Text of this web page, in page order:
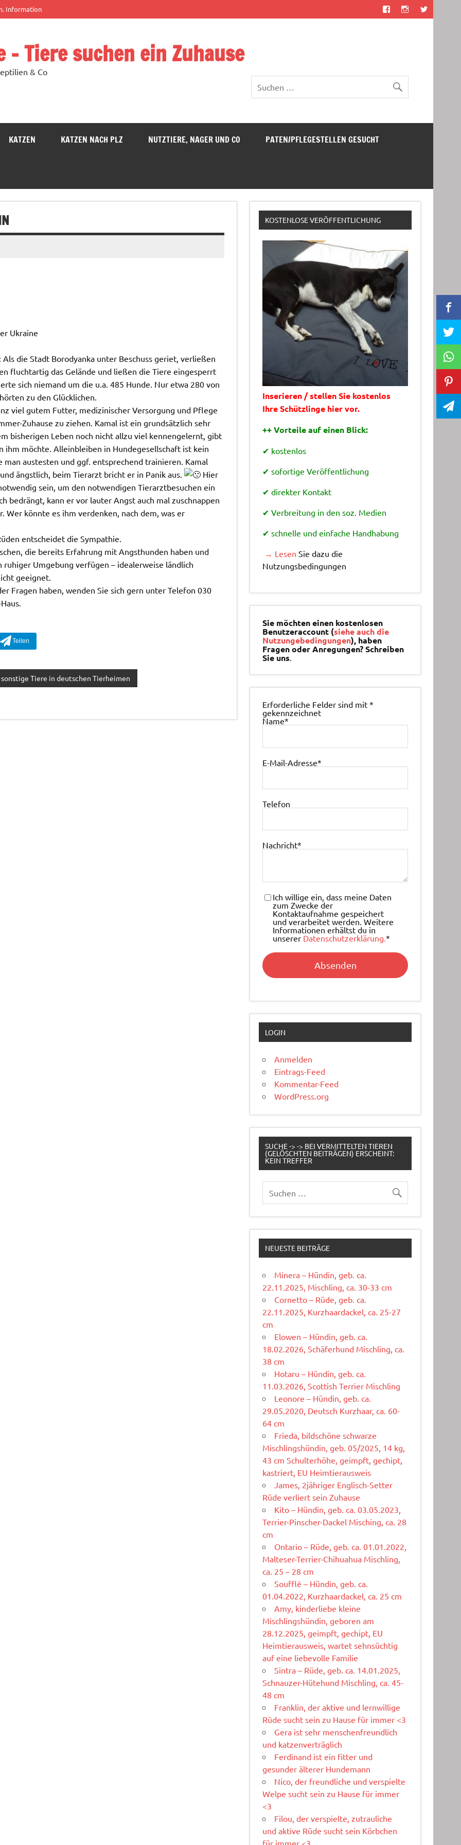
Information
Tiere suchen ein Zuhause
& Co
KATZEN KATZEN NACH PLZ NUTZTIERE, NAGER UND CO PATEN/PFLEGESTELLEN GESUCHT
Ukraine
die Stadt Borodyanka unter Beschuss geriet, verließen
fluchtartig das Gelände und ließen die Tiere eingesperrt
sich niemand um die u.a. 485 Hunde. Nur etwa 280 von
zu den Glücklichen.
viel gutem Futter, medizinischer Versorgung und Pflege
Zuhause zu ziehen. Kamal ist ein grundsätzlich sehr
bisherigen Leben noch nicht allzu viel kennengelernt, gibt
ihm möchte. Alleinbleiben in Hundegesellschaft ist kein
austesten und ggf. entsprechend trainieren. Kamal
ängstlich, beim Tierarzt bricht er in Panik aus.
Hier
sein, um den notwendigen Tierarztbesuchen ein
bedrängt, kann er vor lauter Angst auch mal zuschnappen
könnte es ihm verdenken, nach dem, was er
entscheidet die Sympathie.
die bereits Erfahrung mit Angsthunden haben und
Umgebung verfügen – idealerweise ländlich
geeignet.
Fragen haben, wenden Sie sich gern unter Telefon 030
sonstige Tiere in deutschen Tierheimen
KOSTENLOSE VERÖFFENTLICHUNG
Inserieren / stellen Sie kostenlos
Ihre Schützlinge hier vor.
++ Vorteile auf einen Blick:
✔ kostenlos
✔ sofortige Veröffentlichung
✔ direkter Kontakt
✔ Verbreitung in den soz. Medien
✔ schnelle und einfache Handhabung
→ Lesen Sie dazu die
Nutzungsbedingungen
Sie möchten einen kostenlosen
Benutzeraccount (siehe auch die
Nutzungebedingungen), haben
Fragen oder Anregungen? Schreiben
Sie uns.
Erforderliche Felder sind mit*
gekennzeichnet
Name*
E-Mail-Adresse*
Telefon
Nachricht*
Ich willige ein, dass meine Daten
zum Zwecke der
Kontaktaufnahme gespeichert
und verarbeitet werden. Weitere
Informationen erhältst du in
unserer Datenschutzerklärung.*
LOGIN
Anmelden
Eintrags-Feed
Kommentar-Feed
WordPress.org
SUCHE -> -> BEI VERMITTELTEN TIEREN
(GELÖSCHTEN BEITRÄGEN) ERSCHEINT:
KEIN TREFFER
NEUESTE BEITRÄGE
Minera – Hündin, geb. ca.
22.11.2025, Mischling, ca. 30-33 cm
Cornetto – Rüde, geb. ca.
22.11.2025, Kurzhaardackel, ca. 25-27
cm
Elowen – Hündin, geb. ca.
18.02.2026, Schäferhund Mischling, ca.
38 cm
Hotaru – Hündin, geb. ca.
11.03.2026, Scottish Terrier Mischling
Leonore – Hündin, geb. ca.
29.05.2020, Deutsch Kurzhaar, ca. 60-
64 cm
Frieda, bildschöne schwarze
Mischlingshündin, geb. 05/2025, 14 kg,
43 cm Schulterhöhe, geimpft, gechipt,
kastriert, EU Heimtierausweis
James, 2jähriger Englisch-Setter
Rüde verliert sein Zuhause
Kito – Hündin, geb. ca. 03.05.2023,
Terrier-Pinscher-Dackel Misching, ca. 28
cm
Ontario – Rüde, geb. ca. 01.01.2022,
Malteser-Terrier-Chihuahua Mischling,
ca. 25 – 28 cm
Soufflè – Hündin, geb. ca.
01.04.2022, Kurzhaardackel, ca. 25 cm
Amy, kinderliebe kleine
Mischlingshündin, geboren am
28.12.2025, geimpft, gechipt, EU
Heimtierausweis, wartet sehnsüchtig
auf eine liebevolle Familie
Sintra – Rüde, geb. ca. 14.01.2025,
Schnauzer-Hütehund Mischling, ca. 45-
48 cm
Franklin, der aktive und lernwillige
Rüde sucht sein zu Hause für immer <3
Gera ist sehr menschenfreundlich
und katzenverträglich
Ferdinand ist ein fitter und
gesunder älterer Hundemann
Nico, der freundliche und verspielte
Welpe sucht sein zu Hause für immer
<3
Filou, der verspielte, zutrauliche
und aktive Rüde sucht sein Körbchen